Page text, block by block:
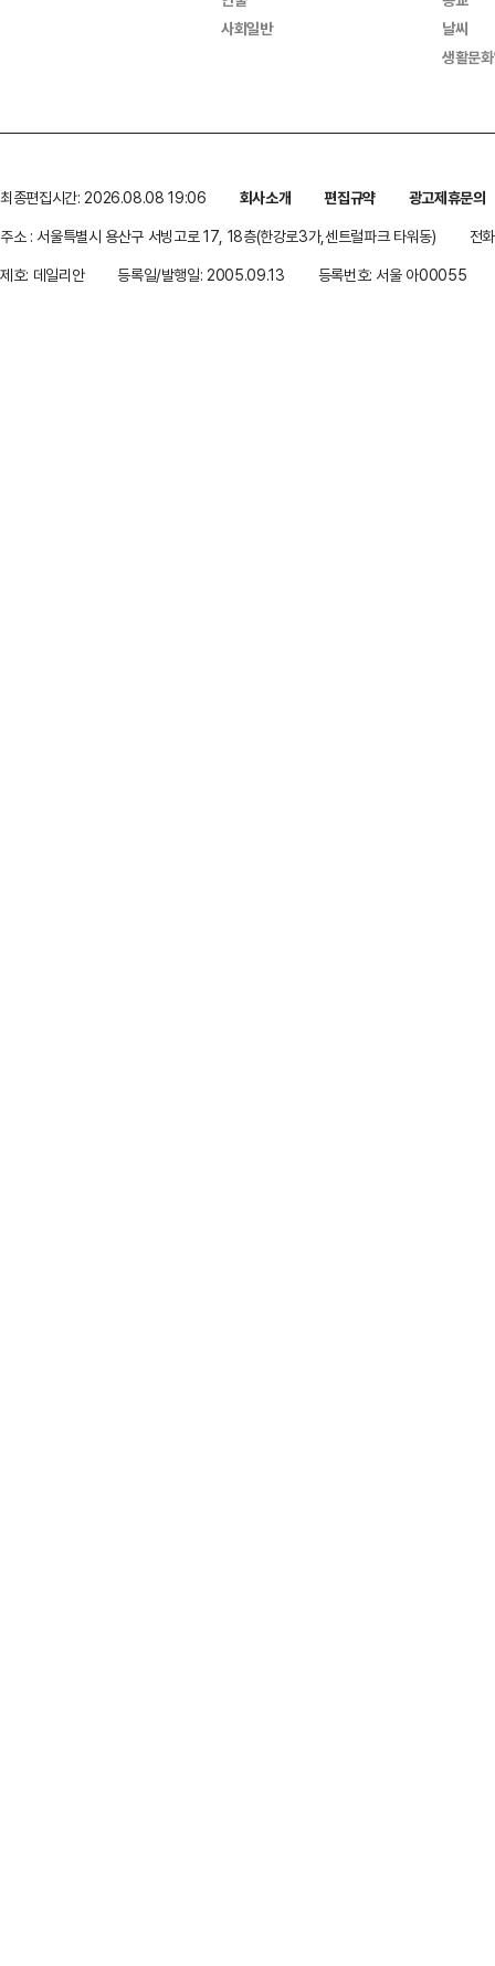
사회일반
날씨
생활문
최종편집시간: 2026.08.08 19:06 회사소개 편집규약
광고제휴문의
주소 : 서울특별시 용산구 서빙고로 17, 18층(한강로3가,센트럴파크 타워동)
전
제호: 데일리안
등록일/발행일: 2005.09.13 등록번호: 서울 아00055